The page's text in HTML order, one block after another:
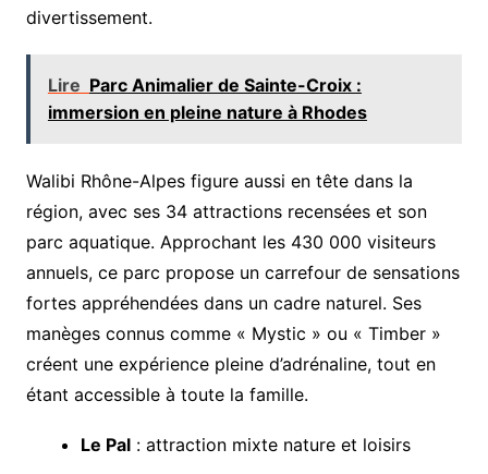
divertissement.
Lire Parc Animalier de Sainte-Croix :
immersion en pleine nature à Rhodes
Walibi Rhône-Alpes figure aussi en tête dans la
région, avec ses 34 attractions recensées et son
parc aquatique. Approchant les 430 000 visiteurs
annuels, ce parc propose un carrefour de sensations
fortes appréhendées dans un cadre naturel. Ses
manèges connus comme « Mystic » ou « Timber »
créent une expérience pleine d’adrénaline, tout en
étant accessible à toute la famille.
Le Pal: attraction mixte nature et loisirs